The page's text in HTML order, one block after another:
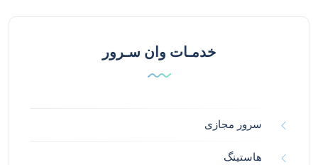
خدمـات وان سـرور
سرور مجازی
هاستینگ